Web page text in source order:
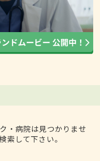
・病院は見つかりませ
索して下さい。